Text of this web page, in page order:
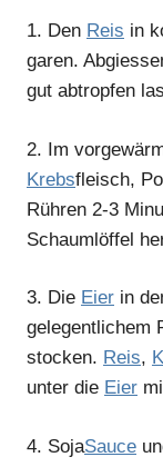
1. Den Reis in
garen.
gut abtropfen
2. Im
Krebsfleisch,
Rühren 2-3
Schaumlöffel
3. Die Eier in
gelegentlichem
stocken. Reis,
unter die Eier
4. SojaSauce